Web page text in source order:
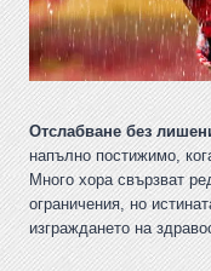
Отслабване без
напълно постижимо,
Много хора свързват
ограничения, но
изграждането на